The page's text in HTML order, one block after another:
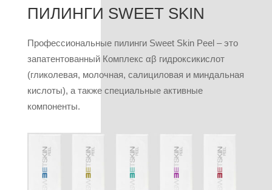
ПИЛИНГИ SWEET SKIN
Профессиональные пилинги Sweet Skin Peel – это
запатентованный Комплекс αβ гидроксикислот
(гликолевая, молочная, салициловая и миндальная
кислоты), а также специальные активные
компоненты.